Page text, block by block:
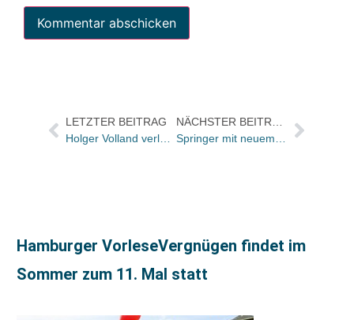
LETZTER BEITRAG
Holger Volland verlässt Börsenverein
Hamburger VorleseVergnügen findet im
Sommer zum 11. Mal statt